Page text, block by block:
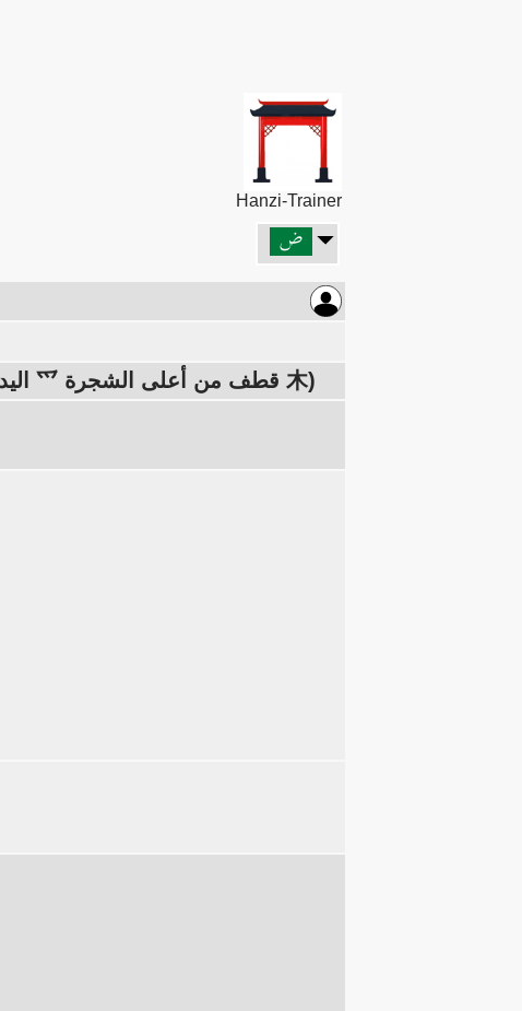
Hanzi-Trainer
اليسار: القدم 足 (الركبة 口 والبصمة 止)، اليمين: قطف 采 (اليد 爫 قطف من أعلى الشجرة 木)